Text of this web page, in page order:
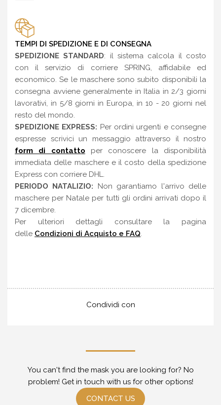
TEMPI DI SPEDIZIONE E DI CONSEGNA
SPEDIZIONE STANDARD: il sistema calcola il costo
con il servizio di corriere SPRING, affidabile ed
economico. Se le maschere sono subito disponibili la
consegna avviene generalmente in Italia in 2/3 giorni
lavorativi, in 5/8 giorni in Europa, in 10 - 20 giorni nel
resto del mondo.
SPEDIZIONE EXPRESS: Per ordini urgenti e consegne
espresse scrivici un messaggio attraverso il nostro
form di contatto per conoscere la disponibilità
immediata delle maschere e il costo della spedizione
Express con corriere DHL.
PERIODO NATALIZIO: Non garantiamo l'arrivo delle
maschere per Natale per tutti gli ordini arrivati dopo il
7 dicembre.
Per ulteriori dettagli consultare la pagina
delle Condizioni di Acquisto e FAQ.
Condividi con
You can't find the mask you are looking for? No
problem! Get in touch with us for other options!
CONTACT US